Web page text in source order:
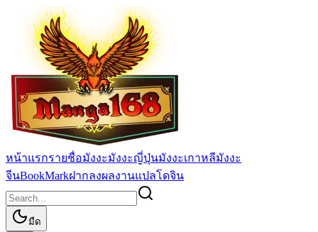
หน้าแรกรายชื่อมังงะมังงะญี่ปุ่นมังงะเกาหลีมังงะ
จีนBookMarkฝากลงผลงานแปลโดจิน
มืด